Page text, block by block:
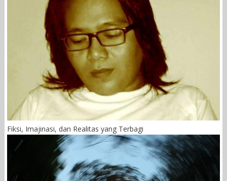
Fiksi, Imajinasi, dan Realitas yang Terbagi